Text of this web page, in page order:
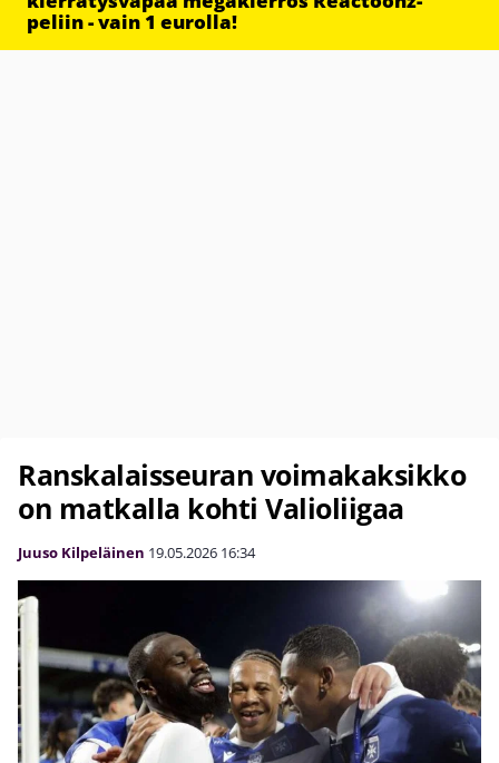
peliin - vain 1 eurolla!
Ranskalaisseuran voimakaksikko
on matkalla kohti Valioliigaa
Juuso Kilpeläinen 19.05.2026 16:34